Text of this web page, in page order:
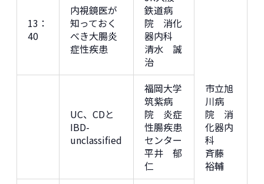
13：
40
内視鏡医が
知っておく
べき大腸炎
症性疾患
鉄道病
院 消化
器内科
清水 誠
治
市立旭
川病
院 消
化器内
科
斉藤
裕輔
UC、CDと
IBD-
unclassified
福岡大学
筑紫病
院 炎症
性腸疾患
センター
平井 郁
仁